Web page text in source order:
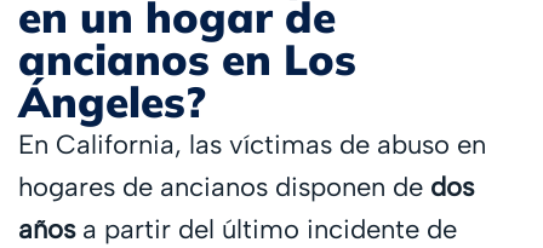
en un hogar de
ancianos en Los
Ángeles?
En California, las víctimas de abuso en
hogares de ancianos disponen de dos
añosa partir del último incidente de